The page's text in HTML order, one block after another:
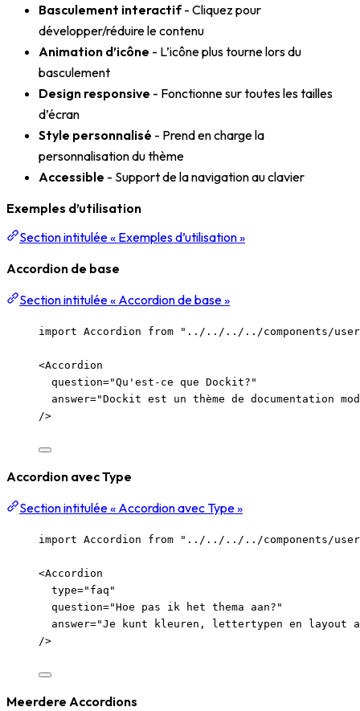
Basculement interactif- Cliquez pour
développer/réduire le contenu
Animation d’icône - L’icône plus tourne lors du
basculement
Design responsive - Fonctionne sur toutes les tailles
d’écran
Style personnalisé - Prend en charge la
personnalisation du thème
Accessible - Support de la navigation au clavier
Exemples d’utilisation
Section intitulée « Exemples d’utilisation »
Accordion de base
Section intitulée « Accordion de base »
import Accordion from " ../../../../components/user-
<Accordion
question="Qu'est-ce que Dockit? "
answer="Dockit est un thème de documentation
/>
Accordion avec Type
Section intitulée « Accordion avec Type »
import Accordion from " ../../../../components/user-
<Accordion
type=" faq "
question="Hoe pas ik het thema aan? "
answer="Je kunt kleuren, lettertypen en layout
/>
Meerdere Accordions